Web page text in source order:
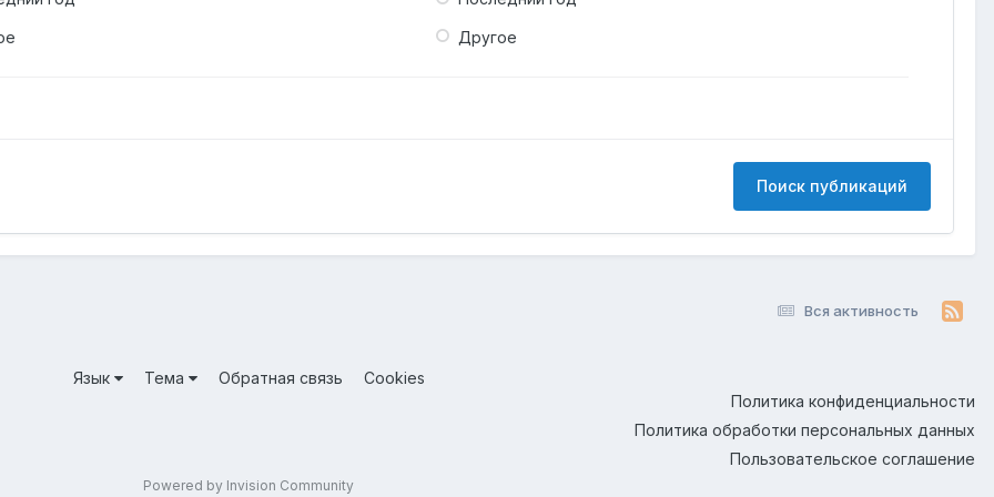
Другое
Поиск публикаций
Вся активность
Язык Тема Обратная связь
Cookies
Политика конфиденциальности
Политика обработки персональных данных
Пользовательское соглашение
Powered by Invision Community